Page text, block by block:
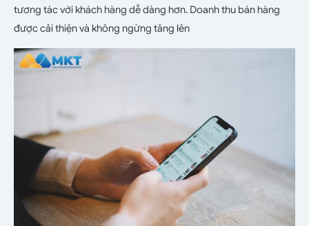
tương tác với khách hàng dễ dàng hơn. Doanh thu bán hàng
được cải thiện và không ngừng tăng lên